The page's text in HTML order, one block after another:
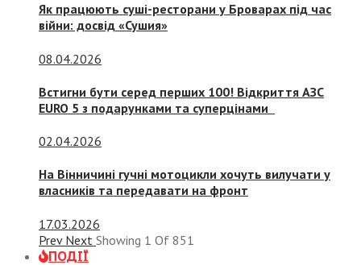
Як працюють суші-ресторани у Броварах під час
війни: досвід «Сушия»
08.04.2026
Встигни бути серед перших 100! Відкриття АЗС
EURO 5 з подарунками та суперцінами
02.04.2026
На Вінничині гучні мотоцикли хочуть вилучати у
власників та передавати на фронт
17.03.2026
Prev Next Showing 1 Of 851
ПОДІЇ